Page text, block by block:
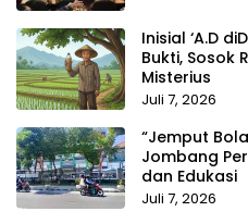
Inisial ‘A.D
Bukti, Sosok
Misterius
Juli 7, 2026
“Jemput
Jombang
dan Edukasi
Juli 7, 2026